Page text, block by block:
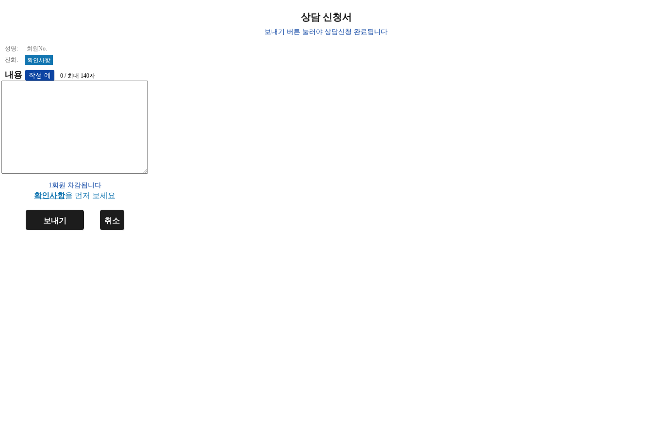
상담 신청서
보내기 버튼 눌러야 상담신청 완료됩니다
성명: 회원No.
전화:
확인사항
내용 0 / 최대 140자
1회원 차감됩니다
확인사항을 먼저 보세요